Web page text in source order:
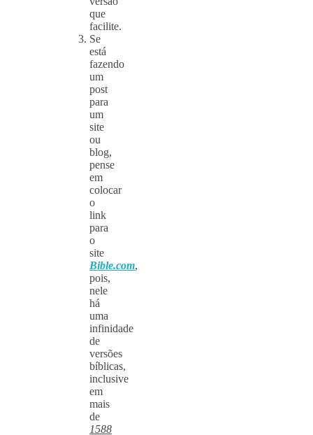
que
facilite.
Se
está
fazendo
um
post
para
um
site
ou
blog,
pense
em
colocar
o
link
para
o
site
Bible.com,
pois,
nele
há
uma
infinidade
de
versões
bíblicas,
inclusive
em
mais
de
1588